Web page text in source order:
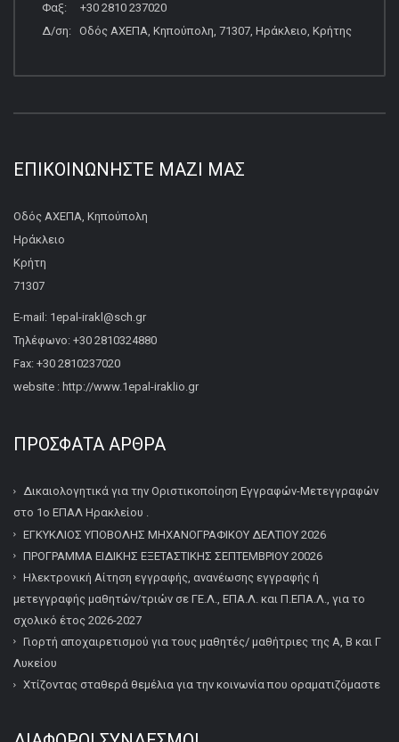
Φαξ: +30 2810 237020
Δ/ση: Οδός ΑΧΕΠΑ, Κηπούπολη, 71307, Ηράκλειο, Κρήτης
ΕΠΙΚΟΙΝΩΝΉΣΤΕ ΜΑΖΊ ΜΑΣ
Οδός ΑΧΕΠΑ, Κηπούπολη
Ηράκλειο
Κρήτη
71307
E-mail: 1epal-irakl@sch.gr
Τηλέφωνο: +30 2810324880
Fax: +30 2810237020
website : http://www.1epal-iraklio.gr
ΠΡΌΣΦΑΤΑ ΆΡΘΡΑ
Δικαιολογητικά για την Οριστικοποίηση Εγγραφών-Μετεγγραφών
στο 1ο ΕΠΑΛ Ηρακλείου .
ΕΓΚΥΚΛΙΟΣ ΥΠΟΒΟΛΗΣ ΜΗΧΑΝΟΓΡΑΦΙΚΟΥ ΔΕΛΤΙΟΥ 2026
ΠΡΟΓΡΑΜΜΑ ΕΙΔΙΚΗΣ ΕΞΕΤΑΣΤΙΚΗΣ ΣΕΠΤΕΜΒΡΙΟΥ 20026
Ηλεκτρονική Αίτηση εγγραφής, ανανέωσης εγγραφής ή
μετεγγραφής μαθητών/τριών σε ΓΕ.Λ., ΕΠΑ.Λ. και Π.ΕΠΑ.Λ., για το
σχολικό έτος 2026-2027
Γιορτή αποχαιρετισμού για τους μαθητές/ μαθήτριες της Α, Β και Γ
Λυκείου
Χτίζοντας σταθερά θεμέλια για την κοινωνία που οραματιζόμαστε